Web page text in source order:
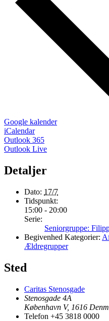
Google kalender
iCalendar
Outlook 365
Outlook Live
Detaljer
Dato: 17/7
Tidspunkt:
15:00 - 20:00
Serie:
Seniorgruppe:
Begivenhed Kategorier:
Ældregrupper
Sted
Caritas Stenosgade
Stenosgade 4A
København V, 1616
Telefon +45 3818 0000